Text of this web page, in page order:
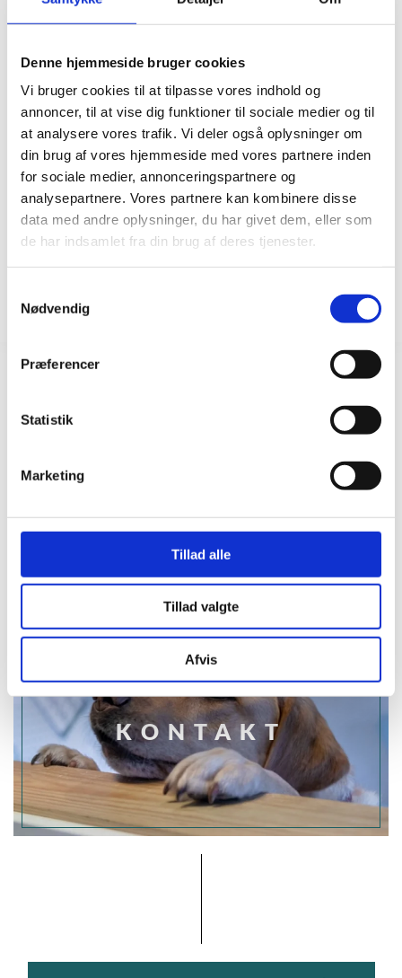
Denne hjemmeside bruger cookies
Vi bruger cookies til at tilpasse vores indhold og
annoncer, til at vise dig funktioner til sociale medier og til
at analysere vores trafik. Vi deler også oplysninger om
din brug af vores hjemmeside med vores partnere inden
for sociale medier, annonceringspartnere og
analysepartnere. Vores partnere kan kombinere disse
data med andre oplysninger, du har givet dem, eller som
de har indsamlet fra din brug af deres tjenester.
Nødvendig
Præferencer
Statistik
Marketing
Tillad alle
Tillad valgte
Afvis
VIGTIGT AT HUSKE
Saml altid op efter din hund – også selvom den virker sund og rask. Din
hunds afføring kan indeholde smitte og dermed udgøre en risiko for andre
hunde.
ER DU VetPlan-MEDLEM
Saml altid op efter din hund – også selvom den virker sund og rask. Din
hunds afføring kan indeholde smitte og dermed udgøre en risiko for andre
hunde.
KONTAKT